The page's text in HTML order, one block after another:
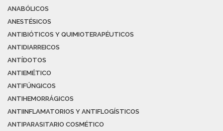
ANABÓLICOS
ANESTÉSICOS
ANTIBIÓTICOS Y QUIMIOTERAPÉUTICOS
ANTIDIARREICOS
ANTÍDOTOS
ANTIEMÉTICO
ANTIFÚNGICOS
ANTIHEMORRÁGICOS
ANTIINFLAMATORIOS Y ANTIFLOGÍSTICOS
ANTIPARASITARIO COSMÉTICO